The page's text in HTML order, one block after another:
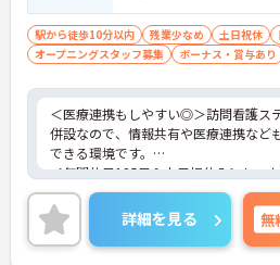
駅から徒歩10分以内 残業少なめ 土日祝休
オープニングスタッフ募集
ボーナス・賞与あり
＜医療連携もしやすい◎＞訪問看護ス
併設なので、情報共有や医療連携など
できる環境です。
＜年間休日125日＆土日祝休み＞しっ
を取りながらメリハリをつけて働いて
す。
ご興味のある方には、面接対策ポイン
詳細をお話ししますのでお気軽にご相
詳細を見る 無